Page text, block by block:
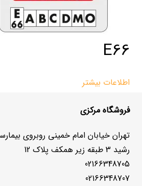
E66
اطلاعات بیشتر
فروشگاه مرکزی
تهران خیابان امام خمینی روبروی
رشید 3 طبقه زیر همکف پلاک 12
02166348705
02166348707